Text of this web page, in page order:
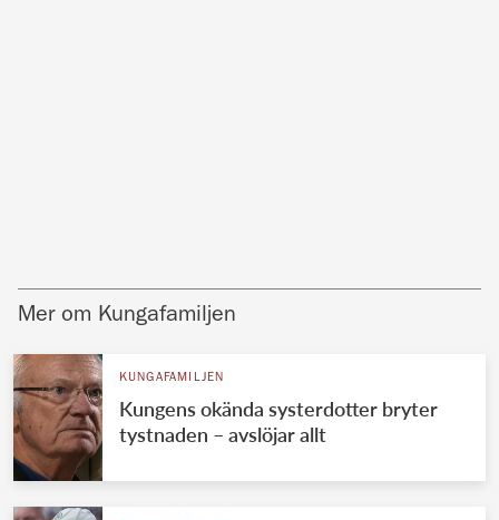
Mer om Kungafamiljen
KUNGAFAMILJEN
Kungens okända systerdotter bryter
tystnaden – avslöjar allt